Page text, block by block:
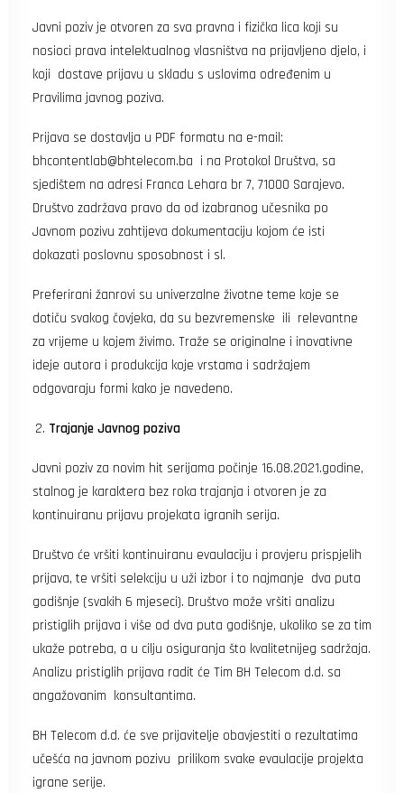
Javni poziv je otvoren za sva pravna i fizička lica koji su
nosioci prava intelektualnog vlasništva na prijavljeno djelo, i
koji dostave prijavu u skladu s uslovima određenim u
Pravilima javnog poziva.
Prijava se dostavlja u PDF formatu na e-mail:
bhcontentlab@bhtelecom.ba i na Protokol Društva, sa
sjedištem na adresi Franca Lehara br 7, 71000 Sarajevo.
Društvo zadržava pravo da od izabranog učesnika po
Javnom pozivu zahtijeva dokumentaciju kojom će isti
dokazati poslovnu sposobnost i sl.
Preferirani žanrovi su univerzalne životne teme koje se
dotiču svakog čovjeka, da su bezvremenske ili relevantne
za vrijeme u kojem živimo. Traže se originalne i inovativne
ideje autora i produkcija koje vrstama i sadržajem
odgovaraju formi kako je navedeno.
Trajanje Javnog poziva
Javni poziv za novim hit serijama počinje 16.08.2021.godine,
stalnog je karaktera bez roka trajanja i otvoren je za
kontinuiranu prijavu projekata igranih serija.
Društvo će vršiti kontinuiranu evaulaciju i provjeru prispjelih
prijava, te vršiti selekciju u uži izbor i to najmanje dva puta
godišnje (svakih 6 mjeseci). Društvo može vršiti analizu
pristiglih prijava i više od dva puta godišnje, ukoliko se za tim
ukaže potreba, a u cilju osiguranja što kvalitetnijeg sadržaja.
Analizu pristiglih prijava radit će Tim BH Telecom d.d. sa
angažovanim konsultantima.
BH Telecom d.d. će sve prijavitelje obavjestiti o rezultatima
učešća na javnom pozivu prilikom svake evaulacije projekta
igrane serije.